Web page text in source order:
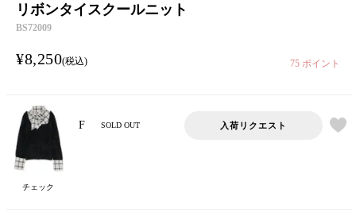
リボンタイスクールニット
BS72009
¥8,250 税込 75 ポイント
チェック
F SOLD OUT 入荷リクエスト